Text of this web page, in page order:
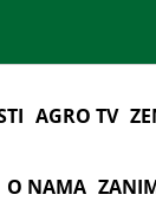
AGRO TV
O NAMA